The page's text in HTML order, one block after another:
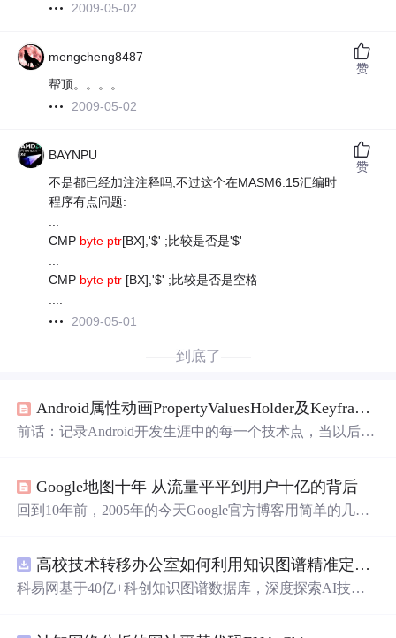
2009-05-02
mengcheng8487
帮顶。。。。
2009-05-02
赞
BAYNPU
不是都已经加注注释吗,不过这个在MASM6.15汇编时
程序有点问题:
...
CMP byte ptr[BX],'$' ;比较是否是'$'
...
CMP byte ptr [BX],'$' ;比较是否是空格
....
2009-05-01
赞
——到底了——
Android属性动画PropertyValuesHolder及Keyframe的应用（下）
前话：记录Android开发生涯中的每一个技术点，当以后不
的实战使用方法，接下来将通过一个开发实例，来讲解Obj
ectAnimator，PropertyValuesHolder，Keyframe的串联使用。
Google地图十年 从流量平平到用户十亿的背后
回到10年前，2005年的今天Google官方博客用简单的几行
度的改变了我们的生活。 当Google Maps刚刚起步的时
候，工程师们的想法其实很简单，由于人们每天都在不断
高校技术转移办公室如何利用知识图谱精准定位产业需求与技术适配点？.docx
科易网基于40亿+科创知识图谱数据库，深度探索AI技术